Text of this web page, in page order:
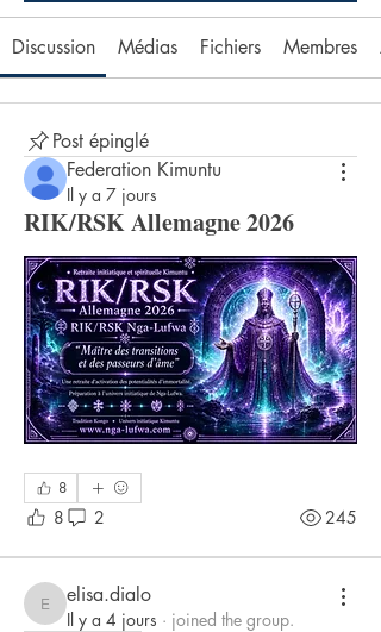
Discussion Médias Fichiers Membres
Post épinglé
Federation Kimuntu
Il y a 7 jours
RIK/RSK Allemagne 2026
8
8 2 245
elisa.dialo
elisa.dialo
Il y a 4 jours · joined the group.